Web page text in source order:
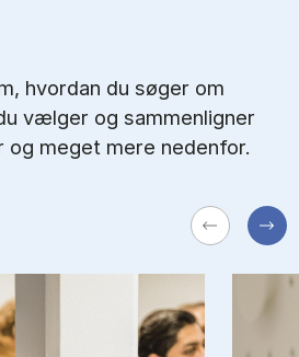
hvordan du søger om
vælger og sammenligner
og meget mere nedenfor.